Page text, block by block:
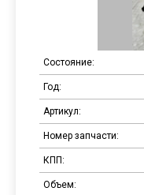
Состояние:
Год:
Артикул:
Номер запчасти:
КПП:
Объем: